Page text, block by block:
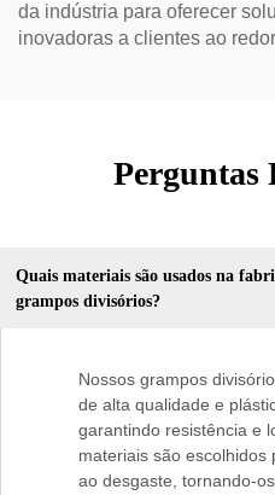
da indústria para oferecer
inovadoras a clientes ao
Perguntas
Quais materiais são usados na
grampos divisórios?
Nossos grampos
de alta qualidade e
garantindo resistência e
materiais são escolhidos
ao desgaste, tornando-